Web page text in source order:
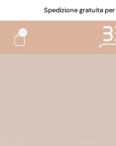
Spedizione gratuita
0